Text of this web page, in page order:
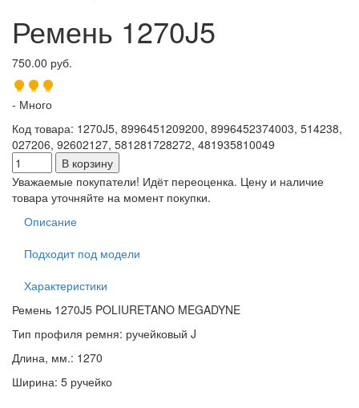
Ремень 1270J5
750.00 руб.
- Много
Код товара: 1270J5, 8996451209200, 8996452374003, 514238,
027206, 92602127, 581281728272, 481935810049
Уважаемые покупатели! Идёт переоценка. Цену и наличие
товара уточняйте на момент покупки.
Описание
Подходит под модели
Характеристики
Ремень 1270J5 POLIURETANO MEGADYNE
Тип профиля ремня: ручейковый J
Длина, мм.: 1270
Ширина: 5 ручейко